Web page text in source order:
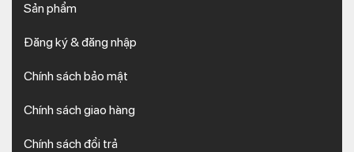
Sản phẩm
Đăng ký & đăng nhập
Chính sách bảo mật
Chính sách giao hàng
Chính sách đổi trả